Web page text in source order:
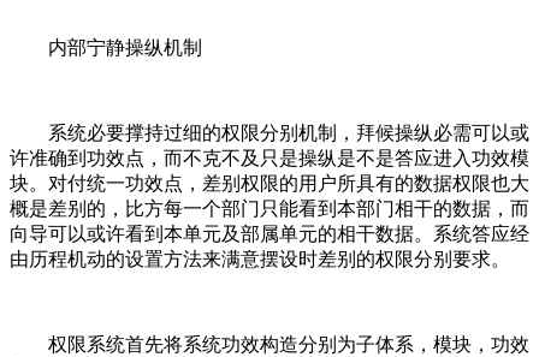
内部宁静操纵机制
系统必要撑持过细的权限分别机制，拜候操纵必需可以或
许准确到功效点，而不克不及只是操纵是不是答应进入功效模
块。对付统一功效点，差别权限的用户所具有的数据权限也大
概是差别的，比方每一个部门只能看到本部门相干的数据，而
向导可以或许看到本单元及部属单元的相干数据。系统答应经
由历程机动的设置方法来满意摆设时差别的权限分别要求。
权限系统首先将系统功效构造分别为子体系，模块，功效